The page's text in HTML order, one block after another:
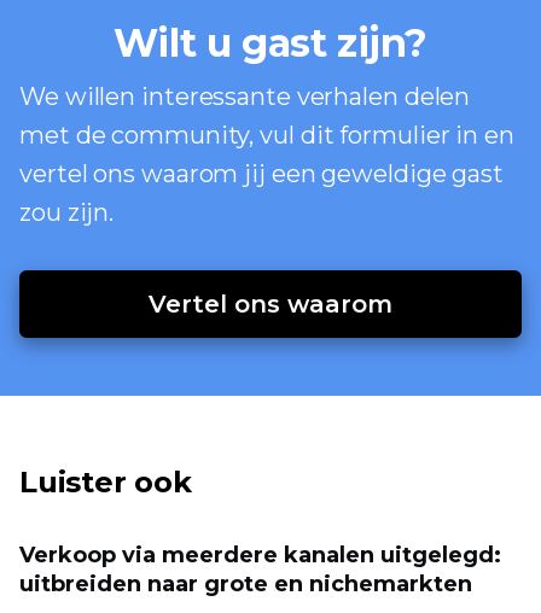
Wilt u gast zijn?
We willen interessante verhalen delen
met de community, vul dit formulier in en
vertel ons waarom jij een geweldige gast
zou zijn.
Vertel ons waarom
Luister ook
Verkoop via meerdere kanalen uitgelegd:
uitbreiden naar grote en nichemarkten